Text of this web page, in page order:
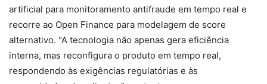
artificial para monitoramento antifraude em tempo real e
recorre ao Open Finance para modelagem de score
alternativo. "A tecnologia não apenas gera eficiência
interna, mas reconfigura o produto em tempo real,
respondendo às exigências regulatórias e às